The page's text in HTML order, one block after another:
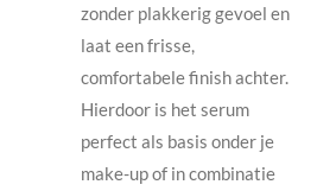
zonder plakkerig gevoel en
laat een frisse,
comfortabele finish achter.
Hierdoor is het serum
perfect als basis onder je
make-up of in combinatie